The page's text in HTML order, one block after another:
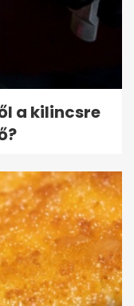
a kilincsre